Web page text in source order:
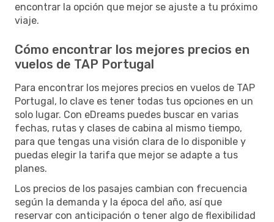
encontrar la opción que mejor se ajuste a tu próximo
viaje.
Cómo encontrar los mejores precios en
vuelos de TAP Portugal
Para encontrar los mejores precios en vuelos de TAP
Portugal, lo clave es tener todas tus opciones en un
solo lugar. Con eDreams puedes buscar en varias
fechas, rutas y clases de cabina al mismo tiempo,
para que tengas una visión clara de lo disponible y
puedas elegir la tarifa que mejor se adapte a tus
planes.
Los precios de los pasajes cambian con frecuencia
según la demanda y la época del año, así que
reservar con anticipación o tener algo de flexibilidad